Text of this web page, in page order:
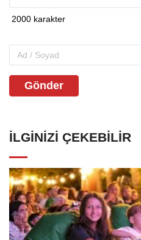
Gönder
İLGINIZI ÇEKEBILIR